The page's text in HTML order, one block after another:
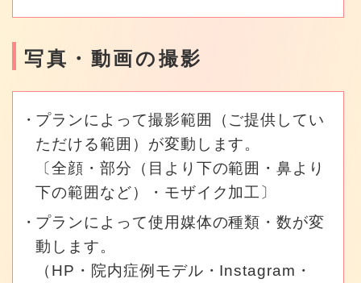
写真・動画の撮影
プランによって撮影範囲（ご提供してい
ただける範囲）が変動します。
〔全顔・部分（目より下の範囲・鼻より
下の範囲など）・モザイク加工〕
プランによって使用媒体の種類・数が変
動します。
（HP・院内症例モデル・Instagram・